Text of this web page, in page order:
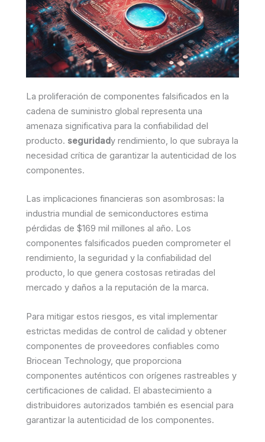
La proliferación de componentes falsificados en la
cadena de suministro global representa una
amenaza significativa para la confiabilidad del
producto. seguridady rendimiento, lo que subraya la
necesidad crítica de garantizar la autenticidad de los
componentes.
Las implicaciones financieras son asombrosas: la
industria mundial de semiconductores estima
pérdidas de $169 mil millones al año. Los
componentes falsificados pueden comprometer el
rendimiento, la seguridad y la confiabilidad del
producto, lo que genera costosas retiradas del
mercado y daños a la reputación de la marca.
Para mitigar estos riesgos, es vital implementar
estrictas medidas de control de calidad y obtener
componentes de proveedores confiables como
Briocean Technology, que proporciona
componentes auténticos con orígenes rastreables y
certificaciones de calidad. El abastecimiento a
distribuidores autorizados también es esencial para
garantizar la autenticidad de los componentes.